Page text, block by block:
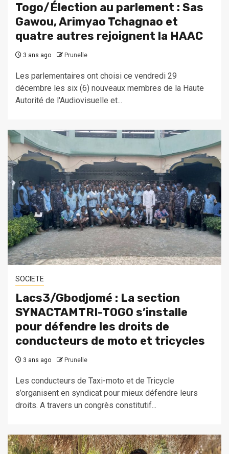
Togo/Élection au parlement : Sas
Gawou, Arimyao Tchagnao et
quatre autres rejoignent la HAAC
3 ans ago Prunelle
Les parlementaires ont choisi ce vendredi 29
décembre les six (6) nouveaux membres de la Haute
Autorité de l'Audiovisuelle et...
SOCIETE
Lacs3/Gbodjomé : La section
SYNACTAMTRI-TOGO s’installe
pour défendre les droits de
conducteurs de moto et tricycles
3 ans ago Prunelle
Les conducteurs de Taxi-moto et de Tricycle
s’organisent en syndicat pour mieux défendre leurs
droits. A travers un congrès constitutif...